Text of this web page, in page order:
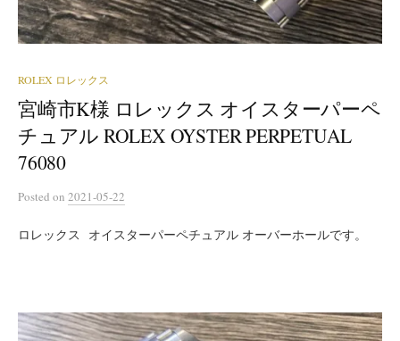
ROLEX ロレックス
宮崎市K様 ロレックス オイスターパーペ
チュアル ROLEX OYSTER PERPETUAL
76080
Posted on 2021-05-22
ロレックス オイスターパーペチュアル オーバーホールです。